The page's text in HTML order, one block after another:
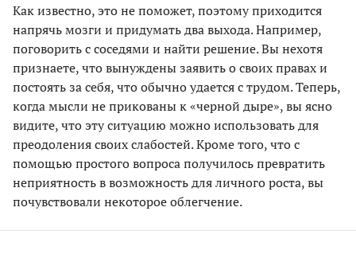
Как известно, это не поможет, поэтому приходится
напрячь мозги и придумать два выхода. Например,
поговорить с соседями и найти решение. Вы нехотя
признаете, что вынуждены заявить о своих правах и
постоять за себя, что обычно удается с трудом. Теперь,
когда мысли не прикованы к «черной дыре», вы ясно
видите, что эту ситуацию можно использовать для
преодоления своих слабостей. Кроме того, что с
помощью простого вопроса получилось превратить
неприятность в возможность для личного роста, вы
почувствовали некоторое облегчение.